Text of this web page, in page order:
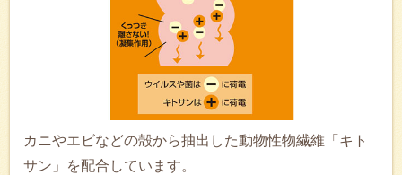
カニやエビなどの殻から抽出した動物性物繊維「キト
サン」を配合しています。